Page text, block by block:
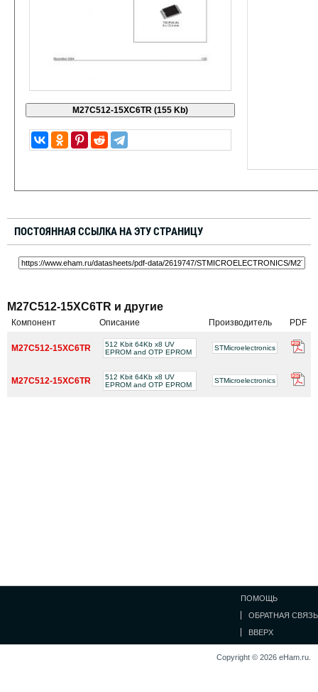
ПОСТОЯННАЯ ССЫЛКА НА ЭТУ СТРАНИЦУ
M27C512-15XC6TR и другие
Компонент Описание Производитель PDF
M27C512-15XC6TR
512 Kbit 64Kb x8 UV
EPROM and OTP EPROM
STMicroelectronics
M27C512-15XC6TR
512 Kbit 64Kb x8 UV
EPROM and OTP EPROM
STMicroelectronics
ПОМОЩЬ
ОБРАТНАЯ СВЯЗЬ
ВВЕРХ
Copyright © 2026 eHam.ru.